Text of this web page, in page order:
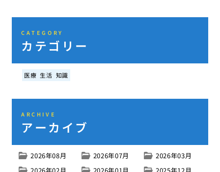
CATEGORY
カテゴリー
医療 生活 知識
ARCHIVE
アーカイブ
2026年08月 2026年07月
2026年03月
2026年02月
2026年01月 2025年12月